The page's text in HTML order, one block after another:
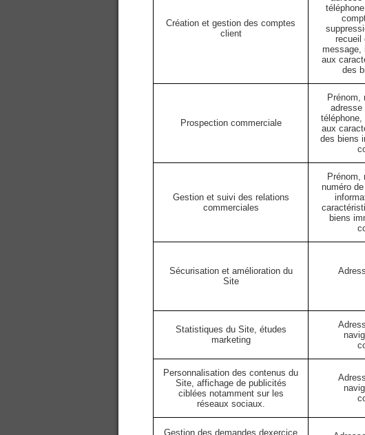
Création et gestion des comptes
client
recueil
message,
aux
des
Prospection commerciale
Prénom,
adresse
aux
des biens
Gestion et suivi des relations
commerciales
Prénom,
numéro
biens
Sécurisation et amélioration du
Site
Statistiques du Site, études
marketing
Personnalisation des contenus du
Site, affichage de publicités
ciblées notamment sur les
réseaux sociaux.
Gestion des demandes dexercice